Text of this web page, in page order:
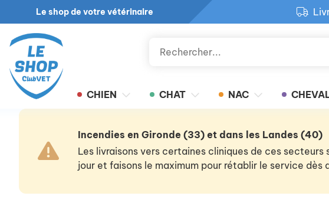
Le shop de votre vétérinaire
CHIEN CHAT NAC
Incendies en Gironde (33) et dans les Landes (40)
Les livraisons vers certaines cliniques de ces
jour et faisons le maximum pour rétablir le service dès